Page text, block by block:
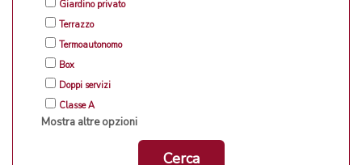
Giardino privato
Terrazzo
Termoautonomo
Box
Doppi servizi
Classe A
Mostra altre opzioni
Cerca